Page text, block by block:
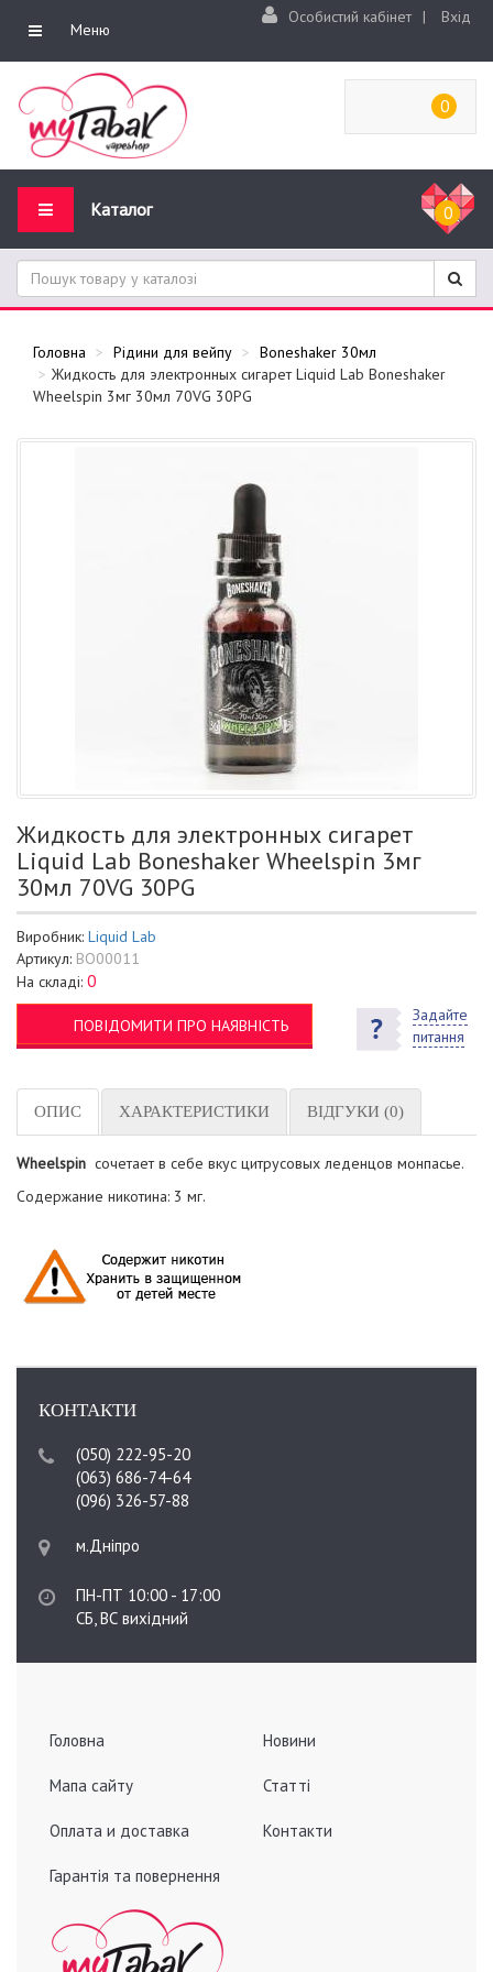
Меню
Особистий кабінет | Вхід
0
Каталог 0
Головна Рідини для вейпу
Boneshaker 30мл
Жидкость для электронных сигарет Liquid Lab Boneshaker
Wheelspin 3мг 30мл 70VG 30PG
Жидкость для электронных сигарет
Liquid Lab Boneshaker Wheelspin 3мг
30мл 70VG 30PG
Виробник: Liquid Lab
Артикул: BO00011
На складі: 0
ПОВІДОМИТИ ПРО НАЯВНІСТЬ
Задайте
питання
ОПИС ХАРАКТЕРИСТИКИ ВІДГУКИ (0)
Wheelspin сочетает в себе вкус цитрусовых леденцов монпасье.
Содержание никотина: 3 мг.
КОНТАКТИ
(050) 222-95-20
(063) 686-74-64
(096) 326-57-88
м.Дніпро
ПН-ПТ 10:00 - 17:00
СБ, ВС вихідний
Головна
Мапа сайту
Оплата и доставка
Гарантія та повернення
Новини
Статті
Контакти